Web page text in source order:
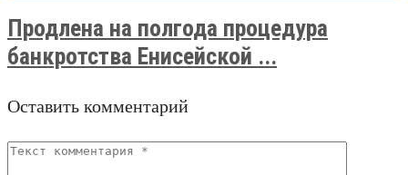
Продлена на полгода процедура
банкротства Енисейской ...
Оставить комментарий